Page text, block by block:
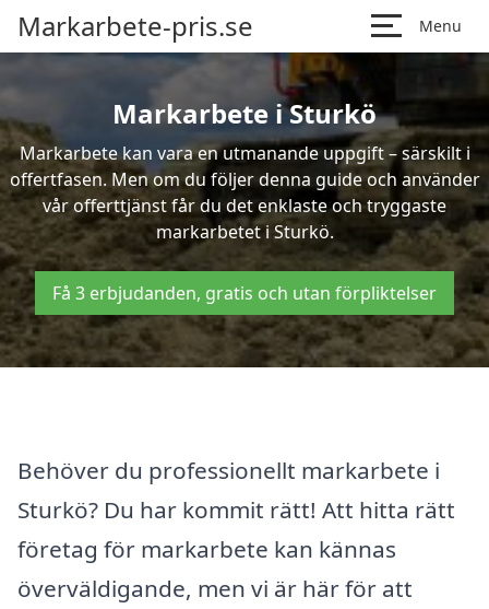
Markarbete-pris.se Menu
Markarbete i Sturkö
Markarbete kan vara en utmanande uppgift – särskilt i
offertfasen. Men om du följer denna guide och använder
vår offerttjänst får du det enklaste och tryggaste
markarbetet i Sturkö.
Få 3 erbjudanden, gratis och utan förpliktelser
Behöver du professionellt markarbete i
Sturkö? Du har kommit rätt! Att hitta rätt
företag för markarbete kan kännas
överväldigande, men vi är här för att